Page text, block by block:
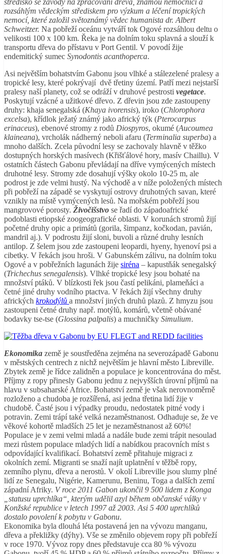
středisko se závody na zpracování dřeva, známou nemocnicí a
rozsáhlým vědeckým střediskem pro výzkum a léčení tropických
nemocí, které založil světoznámý vědec humanista dr. Albert
Schweitzer. Na pobřeží oceánu vytváří tok Ogové rozsáhlou deltu o
velikosti 100 x 100 km. Řeka je na dolním toku splavná a slouží k
transportu dřeva do přístavu v Port Gentil. V povodí žije
endemitický sumec Synodontis acanthoperca.
Asi největším bohatstvím Gabonu jsou vlhké a stálezelené pralesy a
tropické lesy, které pokrývají dvě třetiny území. Patří mezi nejstarší
pralesy naší planety, což se odráží v druhové pestrosti vegetace.
Poskytují vzácné a užitkové dřevo. Z dřevin jsou zde zastoupeny
druhy: khaja senegalská (Khaya ivorensis), iroko (Chlorophora
excelsa), křídlok ježatý známý jako africký týk (Pterocarpus
erinaceus), ebenové stromy z rodů Diospyros, okumé (Aucoumea
klaineana), vrcholák nádherný neboli afaru (Terminalia superba) a
mnoho dalších. Zcela původní lesy se zachovaly hlavně v těžko
dostupných horských masívech (Křišťálové hory, masív Chaillu). V
ostatních částech Gabonu převládají na dříve vymýcených místech
druhotné lesy. Stromy zde dosahují výšky okolo 10-25 m, ale
podrost je zde velmi hustý. Na východě a v níže položených místech
při pobřeží na západě se vyskytují ostrovy druhotných savan, které
vznikly na místě vymýcených lesů. Na mořském pobřeží jsou
mangrovové porosty. Živočišstvo se řadí do západoafrické
podoblasti etiopské zoogeografické oblasti. V korunách stromů žijí
početné druhy opic a primátů (gorila, šimpanz, kočkodan, pavián,
mandril aj.). V podrostu žijí sloni, buvoli a různé druhy lesních
antilop. Z šelem jsou zde zastoupeni leopardi, hyeny, hyenoví psi a
cibetky. V řekách jsou hroši. V Gabunském zálivu, na dolním toku
Ogové a v pobřežních lagunách žije siréna – kapustňák senegalský
(Trichechus senegalensis). Vlhké tropické lesy jsou bohaté na
množství ptáků. V blízkosti řek jsou častí pelikáni, plameňáci a
četné jiné druhy vodního ptactva. V řekách žijí všechny druhy
afrických krokodýlů a množství jiných druhů plazů. Z hmyzu jsou
zastoupeni četné druhy např. motýlů, komárů, včetně obávané
bodavky tse-tse (Glossina palpalis) a muchničky Simulium.
Ekonomika země je soustředěna zejména na severozápadě Gabonu
v městských centrech z nichž největším je hlavní město Libreville.
Zbytek země je řídce zalidněn a populace je koncentrována do měst.
Příjmy z ropy přinesly Gabonu jednu z nejvyšších úrovní příjmů na
hlavu v subsaharské Africe. Bohatství země je však nerovnoměrně
rozloženo a chudoba je rozšířená, asi jedna třetina lidí žije v
chudobě. Časté jsou i výpadky proudu, nedostatek pitné vody i
potravin. Zemi trápí také velká nezaměstnanost. Odhaduje se, že ve
věkové kohortě mladších 25 let je nezaměstnanost až 60%!
Populace je v zemi velmi mladá a nadále bude zemi trápit nesoulad
mezi růstem populace mladých lidí a nabídkou pracovních míst s
odpovídající kvalifikací. Bohatství země přitahuje migraci z
okolních zemí. Migranti se snaží najít uplatnění v těžbě ropy,
zemního plynu, dřeva a nerostů. V okolí Libreville jsou slumy plné
lidí ze Senegalu, Nigérie, Kamerunu, Beninu, Toga a dalších zemí
západní Afriky. V roce 2011 Gabon ukončil 9 500 lidem z Konga
„statusu uprchlíka“, kterým udělil azyl během občanské války v
Konžské republice v letech 1997 až 2003. Asi 5 400 uprchlíků
dostalo povolení k pobytu v Gabonu.
Ekonomika byla dlouhá léta postavená jen na vývozu manganu,
dřeva a překližky (dýhy). Vše se změnilo objevem ropy při pobřeží
v roce 1970. Vývoz ropy dnes představuje cca 80 % vývozu